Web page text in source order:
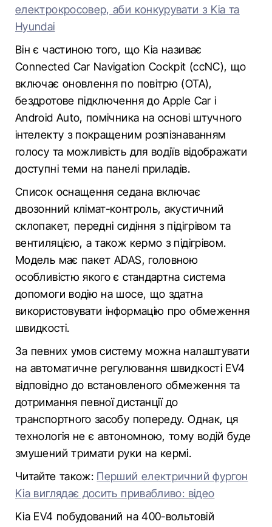
електрокросовер, аби конкурувати з Kia та
Hyundai
Він є частиною того, що Kia називає
Connected Car Navigation Cockpit (ccNC), що
включає оновлення по повітрю (OTA),
бездротове підключення до Apple Car і
Android Auto, помічника на основі штучного
інтелекту з покращеним розпізнаванням
голосу та можливість для водіїв відображати
доступні теми на панелі приладів.
Список оснащення седана включає
двозонний клімат-контроль, акустичний
склопакет, передні сидіння з підігрівом та
вентиляцією, а також кермо з підігрівом.
Модель має пакет ADAS, головною
особливістю якого є стандартна система
допомоги водію на шосе, що здатна
використовувати інформацію про обмеження
швидкості.
За певних умов систему можна налаштувати
на автоматичне регулювання швидкості EV4
відповідно до встановленого обмеження та
дотримання певної дистанції до
транспортного засобу попереду. Однак, ця
технологія не є автономною, тому водій буде
змушений тримати руки на кермі.
Читайте також: Перший електричний фургон
Kia виглядає досить привабливо: відео
Kia EV4 побудований на 400-вольтовій